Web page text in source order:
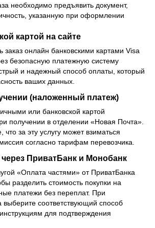
необходимо предъявить документ,
указанную при оформлении
картой на сайте
заказ онлайн банковскими картами Visa
безопасную платежную систему
и надежный способ оплаты, который
ваших данных.
(наложенный платеж)
или банковской картой
получении в отделении «Новая Почта».
за эту услугу может взиматься
согласно тарифам перевозчика.
ПриватБанк и Монобанк
«Оплата частями» от ПриватБанка
разделить стоимость покупки на
платежи без переплат. При
соответствующий способ
для подтверждения